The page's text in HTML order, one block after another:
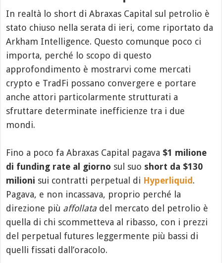
In realtà lo short di Abraxas Capital sul petrolio è
stato chiuso nella serata di ieri, come riportato da
Arkham Intelligence. Questo comunque poco ci
importa, perché lo scopo di questo
approfondimento è mostrarvi come mercati
crypto e TradFi possano convergere e portare
anche attori particolarmente strutturati a
sfruttare determinate inefficienze tra i due
mondi.
Fino a poco fa Abraxas Capital pagava $1 milione
di funding rate al giorno sul suo short da $130
milioni sui contratti perpetual di Hyperliquid.
Pagava, e non incassava, proprio perché la
direzione più affollata del mercato del petrolio è
quella di chi scommetteva al ribasso, con i prezzi
del perpetual futures leggermente più bassi di
quelli fissati dall’oracolo.